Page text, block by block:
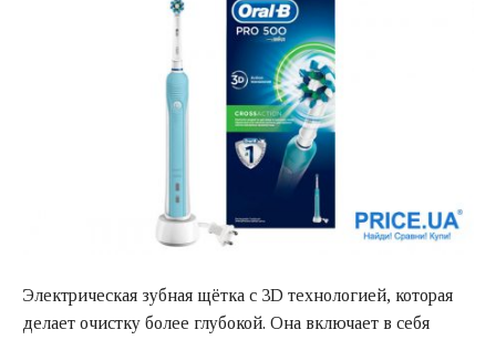
Электрическая зубная щётка с 3D технологией, которая
делает очистку более глубокой. Она включает в себя